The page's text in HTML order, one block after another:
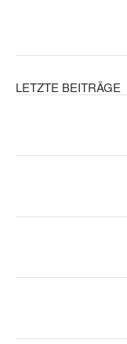
LETZTE BEITRÄGE